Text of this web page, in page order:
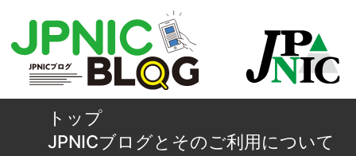
トップ
JPNICブログとそのご利用について